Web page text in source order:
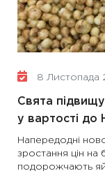
8 Листопада
Свята
у вартості до
Напередодні
зростання цін на
подорожчають